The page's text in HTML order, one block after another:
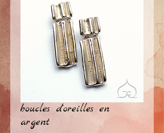
boucles d'oreilles en
argent